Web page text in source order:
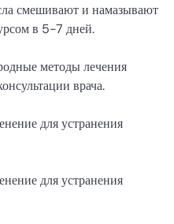
смешивают и намазывают
в 5-7 дней.
методы лечения
врача.